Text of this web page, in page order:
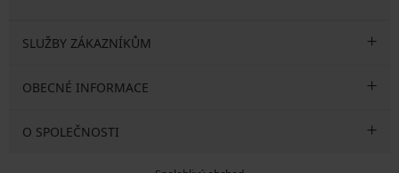
SLUŽBY ZÁKAZNÍKŮM
OBECNÉ INFORMACE
O SPOLEČNOSTI